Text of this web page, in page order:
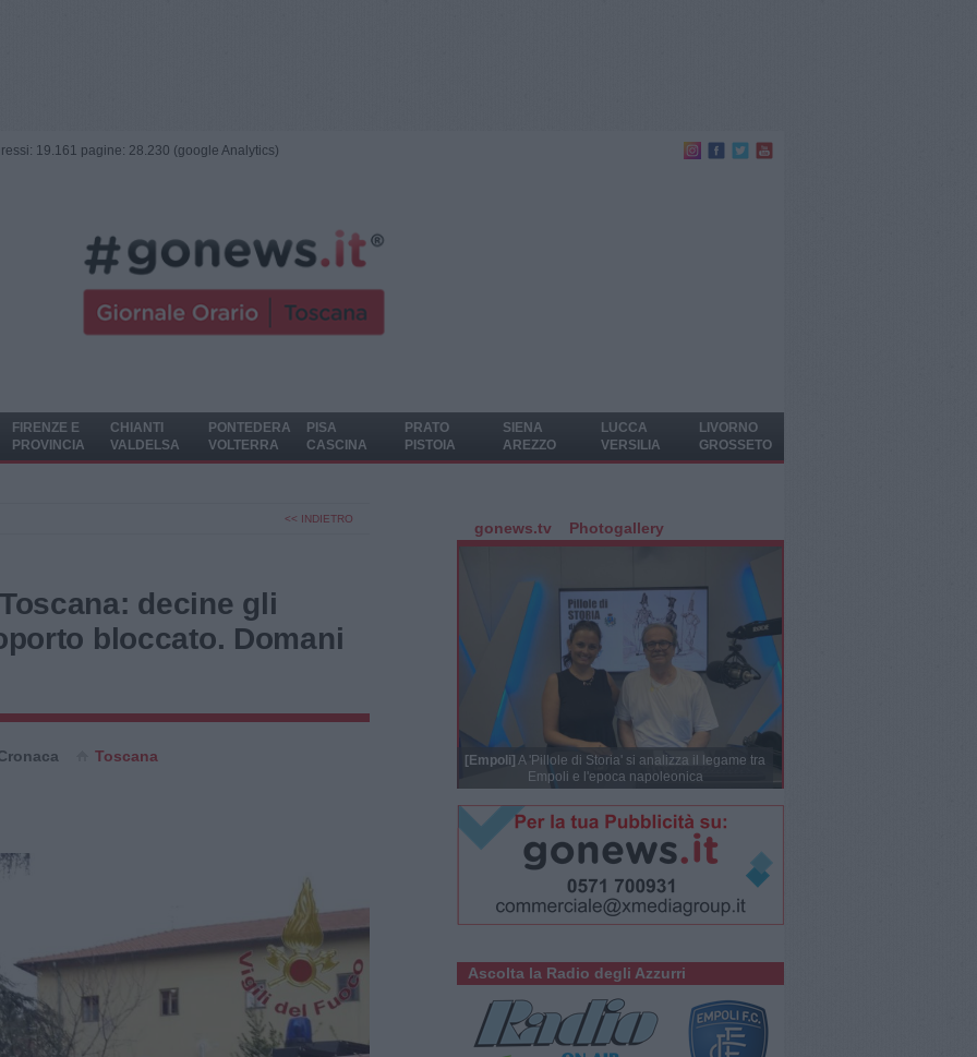
19.161 pagine: 28.230 (google Analytics)
FIRENZE E
PROVINCIA
CHIANTI
VALDELSA
PONTEDERA
VOLTERRA
PISA
CASCINA
PRATO
PISTOIA
SIENA
AREZZO
LUCCA
VERSILIA
LIVORNO
GROSSETO
<< INDIETRO
decine gli
bloccato. Domani
Toscana
gonews.tv Photogallery
[Empoli] A 'Pillole di Storia' si analizza il legame tra
Empoli e l'epoca napoleonica
Ascolta la Radio degli Azzurri